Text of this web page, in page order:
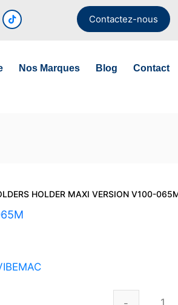
Contactez-nous
Nos Marques Blog Contact
HOLDER MAXI VERSION V100-